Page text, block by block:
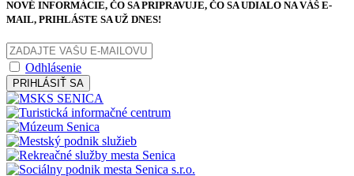
NOVÉ INFORMÁCIE, ČO SA PRIPRAVUJE, ČO SA UDIALO NA VÁŠ E-
MAIL, PRIHLÁSTE SA UŽ DNES!
Odhlásenie
PRIHLÁSIŤ SA